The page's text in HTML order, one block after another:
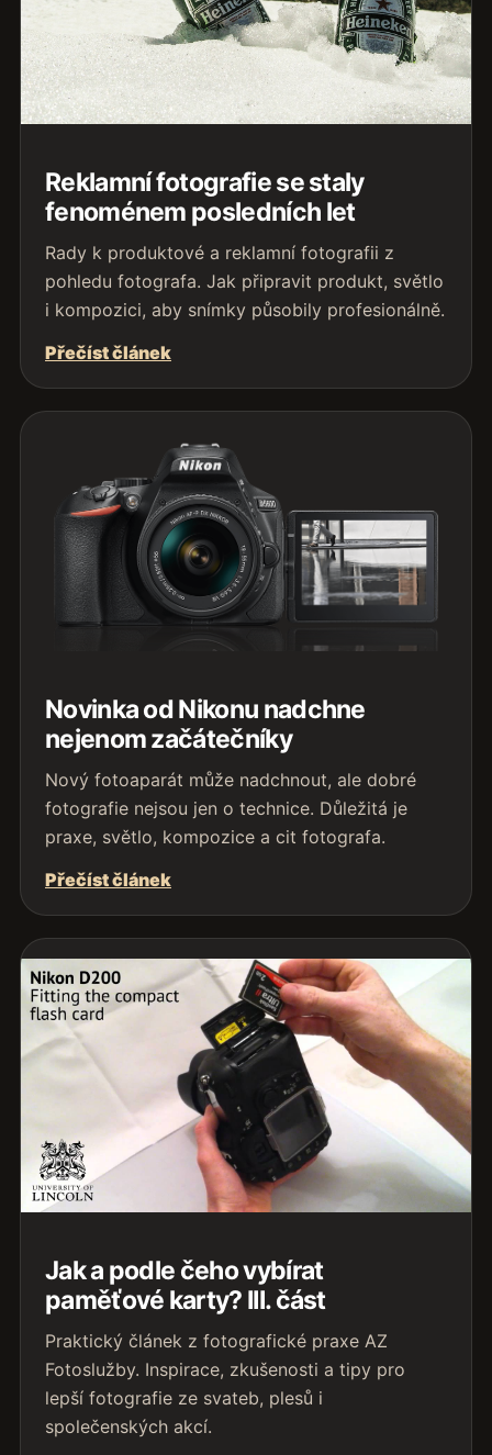
Reklamní fotografie se staly
fenoménem posledních let
Rady k produktové a reklamní fotografii z
pohledu fotografa. Jak připravit produkt, světlo
i kompozici, aby snímky působily profesionálně.
Přečíst článek
Novinka od Nikonu nadchne
nejenom začátečníky
Nový fotoaparát může nadchnout, ale dobré
fotografie nejsou jen o technice. Důležitá je
praxe, světlo, kompozice a cit fotografa.
Přečíst článek
Jak a podle čeho vybírat
paměťové karty? III. část
Praktický článek z fotografické praxe AZ
Fotoslužby. Inspirace, zkušenosti a tipy pro
lepší fotografie ze svateb, plesů i
společenských akcí.